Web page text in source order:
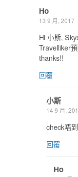
Ho
13 9 月, 2017
Hi 小斯,
Travelliker
thanks!!
回覆
小斯
14 9 月,
check唔到
回覆
Ho